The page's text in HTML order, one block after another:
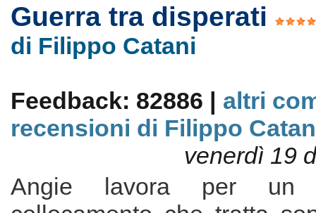
Guerra tra disperati
di Filippo Catani
Feedback: 82886 | altri
recensioni di Filippo
venerdì 19
Angie lavora per un